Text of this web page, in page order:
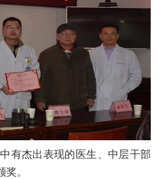
有杰出表现的医生、中层干部
。